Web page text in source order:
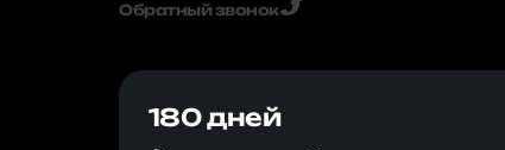
Обратный звонок
180 дней